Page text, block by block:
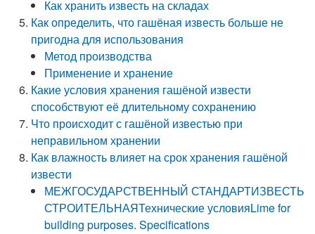
Как хранить известь на складах
Как определить, что гашёная известь больше не
пригодна для использования
Метод производства
Применение и хранение
Какие условия хранения гашёной извести
способствуют её длительному сохранению
Что происходит с гашёной известью при
неправильном хранении
Как влажность влияет на срок хранения гашёной
извести
МЕЖГОСУДАРСТВЕННЫЙ СТАНДАРТИЗВЕСТЬ
СТРОИТЕЛЬНАЯТех­ни­че­ские условияLime for
building purposes. Specifications